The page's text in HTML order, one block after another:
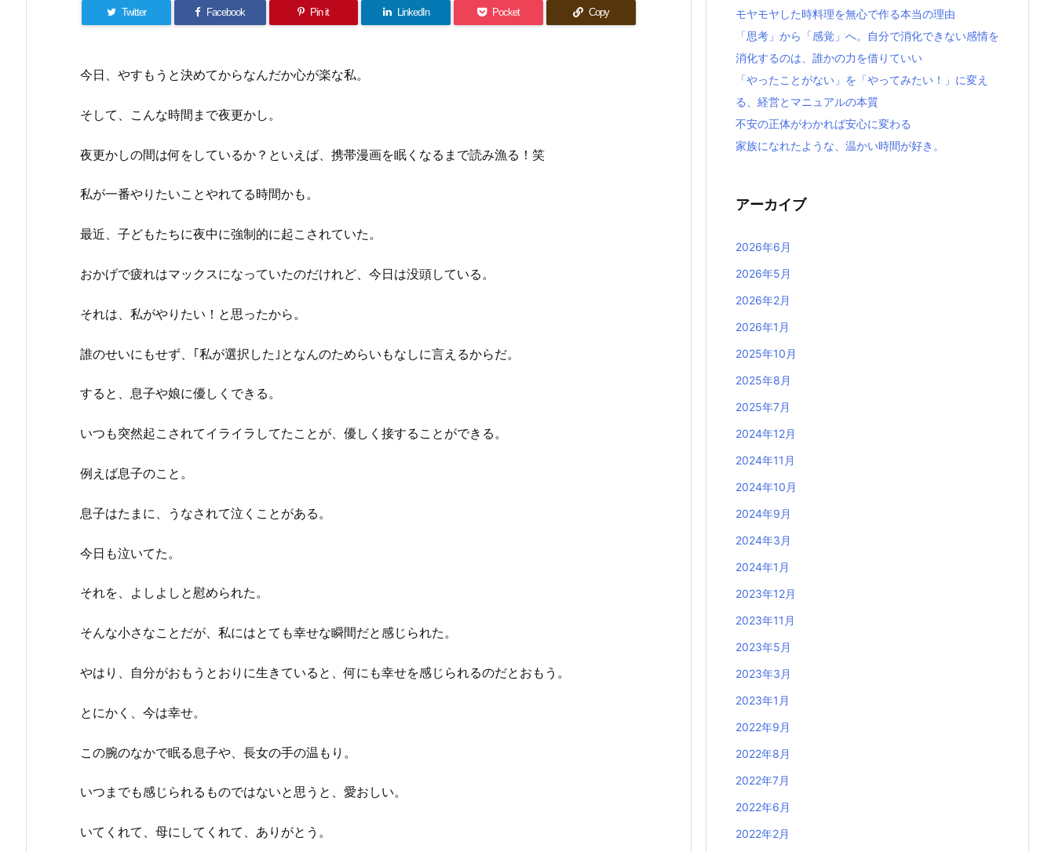
Twitter Facebook Pin it LinkedIn Pocket Copy
今日、やすもうと決めてからなんだか心が楽な私。
そして、こんな時間まで夜更かし。
夜更かしの間は何をしているか？といえば、携帯漫画を眠くなるまで読み漁る！笑
私が一番やりたいことやれてる時間かも。
最近、子どもたちに夜中に強制的に起こされていた。
おかげで疲れはマックスになっていたのだけれど、今日は没頭している。
それは、私がやりたい！と思ったから。
誰のせいにもせず、｢私が選択した｣となんのためらいもなしに言えるからだ。
すると、息子や娘に優しくできる。
いつも突然起こされてイライラしてたことが、優しく接することができる。
例えば息子のこと。
息子はたまに、うなされて泣くことがある。
今日も泣いてた。
それを、よしよしと慰められた。
そんな小さなことだが、私にはとても幸せな瞬間だと感じられた。
やはり、自分がおもうとおりに生きていると、何にも幸せを感じられるのだとおもう。
とにかく、今は幸せ。
この腕のなかで眠る息子や、長女の手の温もり。
いつまでも感じられるものではないと思うと、愛おしい。
いてくれて、母にしてくれて、ありがとう。
モヤモヤした時料理を無心で作る本当の理由
「思考」から「感覚」へ。自分で消化できない感情を
消化するのは、誰かの力を借りていい
「やったことがない」を「やってみたい！」に変え
る、経営とマニュアルの本質
不安の正体がわかれば安心に変わる
家族になれたような、温かい時間が好き。
アーカイブ
2026年6月
2026年5月
2026年2月
2026年1月
2025年10月
2025年8月
2025年7月
2024年12月
2024年11月
2024年10月
2024年9月
2024年3月
2024年1月
2023年12月
2023年11月
2023年5月
2023年3月
2023年1月
2022年9月
2022年8月
2022年7月
2022年6月
2022年2月